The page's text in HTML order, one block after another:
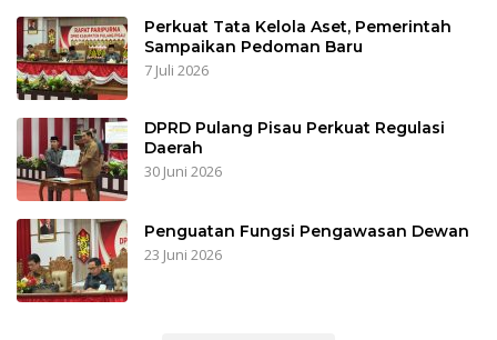
Perkuat Tata Kelola Aset, Pemerintah
Sampaikan Pedoman Baru
7 Juli 2026
DPRD Pulang Pisau Perkuat Regulasi
Daerah
30 Juni 2026
Penguatan Fungsi Pengawasan Dewan
23 Juni 2026